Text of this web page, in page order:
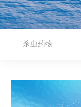
杀虫药物